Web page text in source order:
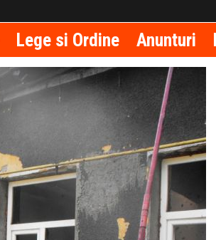
Lege si Ordine Anunturi